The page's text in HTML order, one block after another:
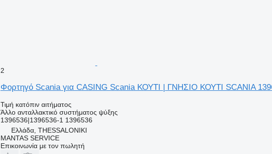
2
Φορτηγό Scania για CASING Scania ΚΟΥΤΙ | ΓΝΗΣΙΟ ΚΟΥΤΙ SCANIA
Τιμή κατόπιν αιτήματος
Άλλο ανταλλακτικό συστήματος ψύξης
1396536|1396536-1 1396536
Ελλάδα, THESSALONIKI
MANTAS SERVICE
Επικοινωνία με τον πωλητή